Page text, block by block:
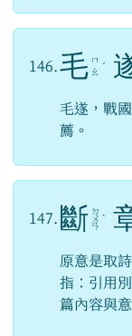
146. 毛 ㄇ
ㄠ ˊ
毛遂，戰
薦。
147. 斷 ㄉ
ㄨ
ㄢ
ˋ
原意是取
指：引用
篇內容與意